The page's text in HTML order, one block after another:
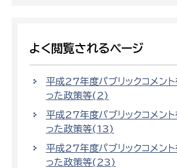
よく閲覧されるページ
平成27年度パブリックコメン
った政策等(2)
平成27年度パブリックコメン
った政策等(13)
平成27年度パブリックコメン
った政策等(23)